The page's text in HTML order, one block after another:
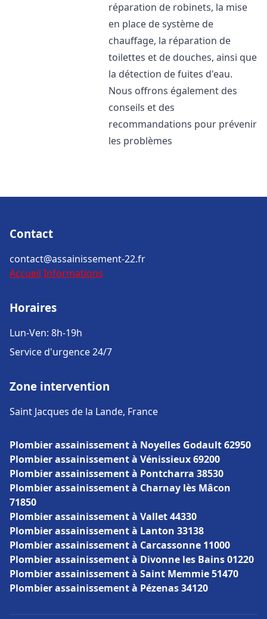
réparation de robinets, la mise
en place de système de
chauffage, la réparation de
toilettes et de douches, ainsi que
la détection de fuites d'eau.
Nous offrons également des
conseils et des
recommandations pour prévenir
les problèmes
Contact
contact@assainissement-22.fr
Accueil Informations
Horaires
Lun-Ven: 8h-19h
Service d'urgence 24/7
Zone intervention
Saint Jacques de la Lande, France
Plombier assainissement à Noyelles Godault 62950
Plombier assainissement à Vénissieux 69200
Plombier assainissement à Pontcharra 38530
Plombier assainissement à Charnay lès Mâcon
71850
Plombier assainissement à Vallet 44330
Plombier assainissement à Lanton 33138
Plombier assainissement à Carcassonne 11000
Plombier assainissement à Divonne les Bains 01220
Plombier assainissement à Saint Memmie 51470
Plombier assainissement à Pézenas 34120